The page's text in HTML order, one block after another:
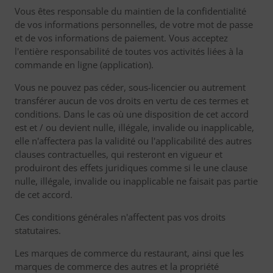
Vous êtes responsable du maintien de la confidentialité
de vos informations personnelles, de votre mot de passe
et de vos informations de paiement. Vous acceptez
l'entière responsabilité de toutes vos activités liées à la
commande en ligne (application).
Vous ne pouvez pas céder, sous-licencier ou autrement
transférer aucun de vos droits en vertu de ces termes et
conditions. Dans le cas où une disposition de cet accord
est et / ou devient nulle, illégale, invalide ou inapplicable,
elle n'affectera pas la validité ou l'applicabilité des autres
clauses contractuelles, qui resteront en vigueur et
produiront des effets juridiques comme si le une clause
nulle, illégale, invalide ou inapplicable ne faisait pas partie
de cet accord.
Ces conditions générales n'affectent pas vos droits
statutaires.
Les marques de commerce du restaurant, ainsi que les
marques de commerce des autres et la propriété